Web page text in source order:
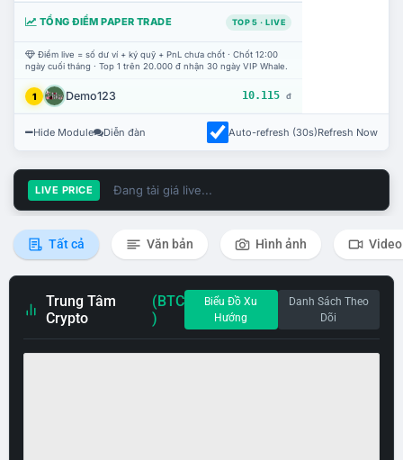
TỔNG ĐIỂM PAPER TRADE TOP 5 · LIVE
Điểm live = số dư ví + ký quỹ + PnL chưa chốt · Chốt 12:00
ngày cuối tháng · Top 1 trên 20.000 đ nhận 30 ngày VIP Whale.
1 Demo123 10.115 đ
Hide Module Diễn đàn Auto-refresh (30s)Refresh Now
LIVE PRICE Đang tải giá live...
Tất cả Văn bản Hình ảnh Video
Trung Tâm
Crypto
(BTC
)
Biểu Đồ Xu
Hướng
Danh Sách Theo
Dõi